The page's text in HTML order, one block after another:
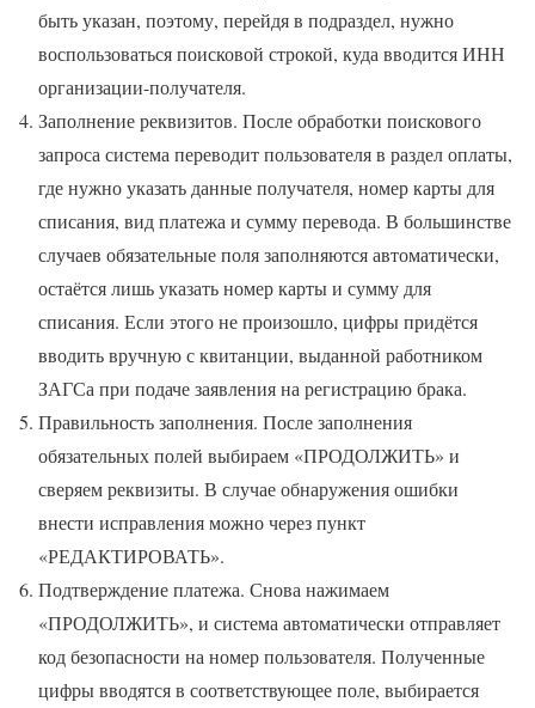
быть указан, поэтому, перейдя в подраздел, нужно
воспользоваться поисковой строкой, куда вводится ИНН
организации-получателя.
Заполнение реквизитов. После обработки поискового
запроса система переводит пользователя в раздел оплаты,
где нужно указать данные получателя, номер карты для
списания, вид платежа и сумму перевода. В большинстве
случаев обязательные поля заполняются автоматически,
остаётся лишь указать номер карты и сумму для
списания. Если этого не произошло, цифры придётся
вводить вручную с квитанции, выданной работником
ЗАГСа при подаче заявления на регистрацию брака.
Правильность заполнения. После заполнения
обязательных полей выбираем «ПРОДОЛЖИТЬ» и
сверяем реквизиты. В случае обнаружения ошибки
внести исправления можно через пункт
«РЕДАКТИРОВАТЬ».
Подтверждение платежа. Снова нажимаем
«ПРОДОЛЖИТЬ», и система автоматически отправляет
код безопасности на номер пользователя. Полученные
цифры вводятся в соответствующее поле, выбирается